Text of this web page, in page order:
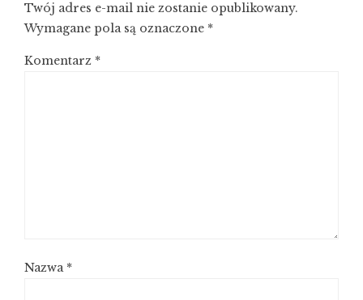
Twój adres e-mail nie zostanie opublikowany.
Wymagane pola są oznaczone *
Komentarz *
Nazwa *